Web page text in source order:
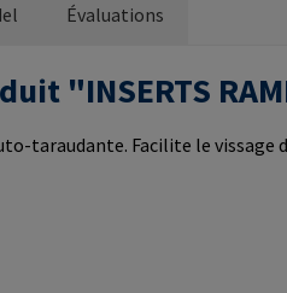
Évaluations
"INSERTS
taraudante. Facilite le